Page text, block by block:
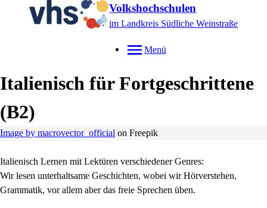
Volkshochschulen
im Landkreis Südliche Weinstraße
Menü
Italienisch für Fortgeschrittene
(B2)
Image by macrovector_official on Freepik
Italienisch Lernen mit Lektüren verschiedener Genres:
Wir lesen unterhaltsame Geschichten, wobei wir Hörverstehen,
Grammatik, vor allem aber das freie Sprechen üben.